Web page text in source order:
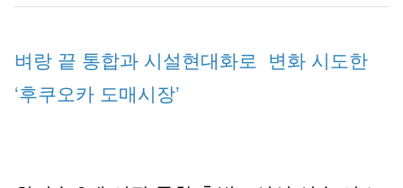
벼랑 끝 통합과 시설현대화로 변화 시도한
‘후쿠오카 도매시장’